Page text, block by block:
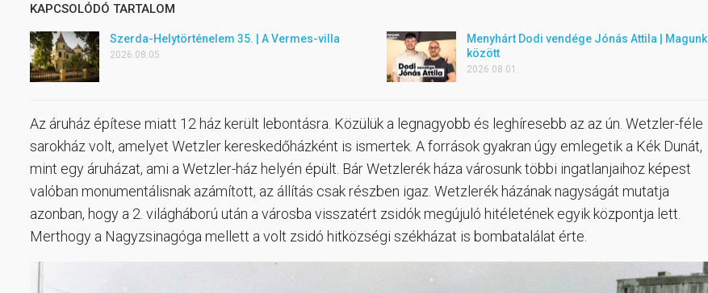
KAPCSOLÓDÓ TARTALOM
Szerda-Helytörténelem 35. | A Vermes-villa
2026.08.05.
Menyhárt Dodi vendége Jónás Attila | Magunk
között
2026.08.01.
Az áruház építese miatt 12 ház került lebontásra. Közülük a legnagyobb és leghíresebb az az ún. Wetzler-féle
sarokház volt, amelyet Wetzler kereskedőházként is ismertek. A források gyakran úgy emlegetik a Kék Dunát,
mint egy áruházat, ami a Wetzler-ház helyén épült. Bár Wetzlerék háza városunk többi ingatlanjaihoz képest
valóban monumentálisnak azámított, az állítás csak részben igaz. Wetzlerék házának nagyságát mutatja
azonban, hogy a 2. világháború után a városba visszatért zsidók megújuló hitéletének egyik központja lett.
Merthogy a Nagyzsinagóga mellett a volt zsidó hitközségi székházat is bombatalálat érte.